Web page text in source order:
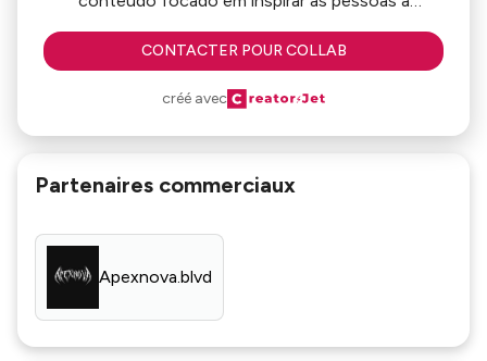
começar a treinar e entreter
Atualmente tenho uma parceria ativa com a marca
CONTACTER POUR COLLAB
créé avec
Partenaires commerciaux
Apexnova.blvd